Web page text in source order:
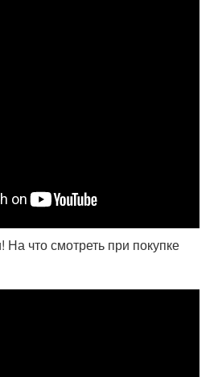
На что смотреть при покупке